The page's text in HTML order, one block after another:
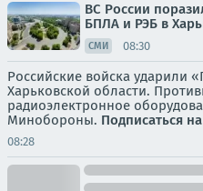
ВС России
БПЛА и РЭБ в
СМИ 08:30
Российские войска ударили
Харьковской области.
радиоэлектронное
Минобороны. Подписаться
08:28